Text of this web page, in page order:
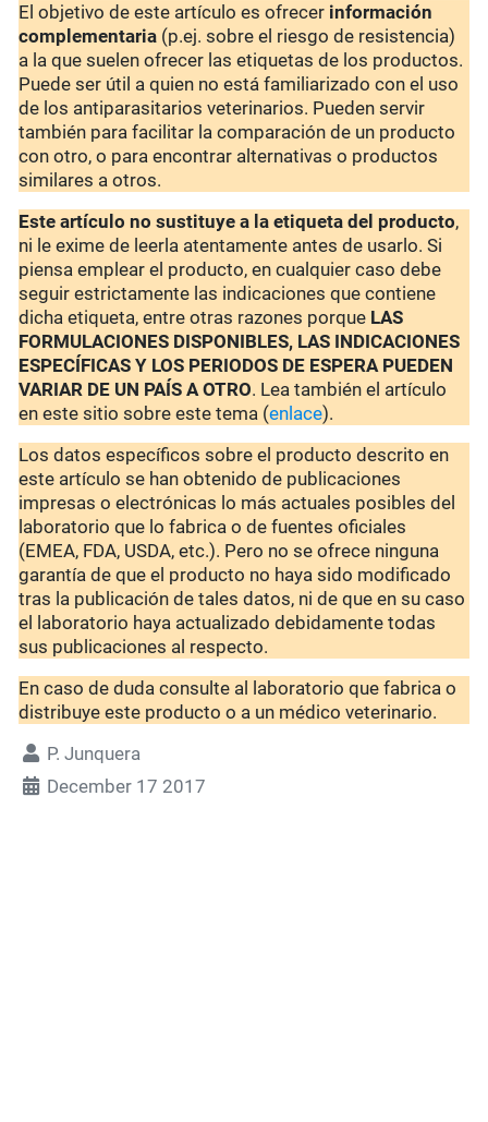
El objetivo de este artículo es ofrecer información
complementaria (p.ej. sobre el riesgo de resistencia)
a la que suelen ofrecer las etiquetas de los productos.
Puede ser útil a quien no está familiarizado con el uso
de los antiparasitarios veterinarios. Pueden servir
también para facilitar la comparación de un producto
con otro, o para encontrar alternativas o productos
similares a otros.
Este artículo no sustituye a la etiqueta del producto,
ni le exime de leerla atentamente antes de usarlo. Si
piensa emplear el producto, en cualquier caso debe
seguir estrictamente las indicaciones que contiene
dicha etiqueta, entre otras razones porque LAS
FORMULACIONES DISPONIBLES, LAS INDICACIONES
ESPECÍFICAS Y LOS PERIODOS DE ESPERA PUEDEN
VARIAR DE UN PAÍS A OTRO. Lea también el artículo
en este sitio sobre este tema (enlace).
Los datos específicos sobre el producto descrito en
este artículo se han obtenido de publicaciones
impresas o electrónicas lo más actuales posibles del
laboratorio que lo fabrica o de fuentes oficiales
(EMEA, FDA, USDA, etc.). Pero no se ofrece ninguna
garantía de que el producto no haya sido modificado
tras la publicación de tales datos, ni de que en su caso
el laboratorio haya actualizado debidamente todas
sus publicaciones al respecto.
En caso de duda consulte al laboratorio que fabrica o
distribuye este producto o a un médico veterinario.
P. Junquera
December 17 2017